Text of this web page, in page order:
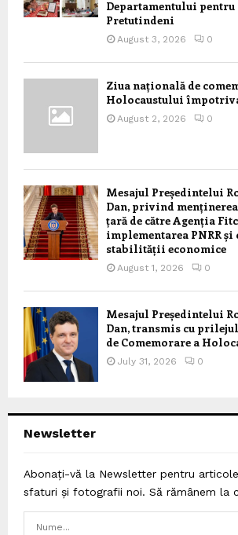
Departamentului
Pretutindeni
August 3, 2026 0
Ziua națională de
Holocaustului
August 2, 2026 0
Mesajul Președintelui
Dan, privind
țară de către Agenția
implementarea PNRR
stabilității economice
August 1, 2026 0
Mesajul Președintelui
Dan, transmis cu
de Comemorare a
July 31, 2026 0
Newsletter
Abonați-vă la Newsletter pentru
sfaturi și fotografii noi. Să rămânem la